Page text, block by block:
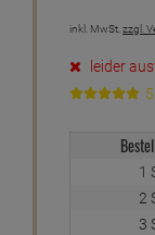
inkl. MwSt. zzgl.
leider
1
2
3